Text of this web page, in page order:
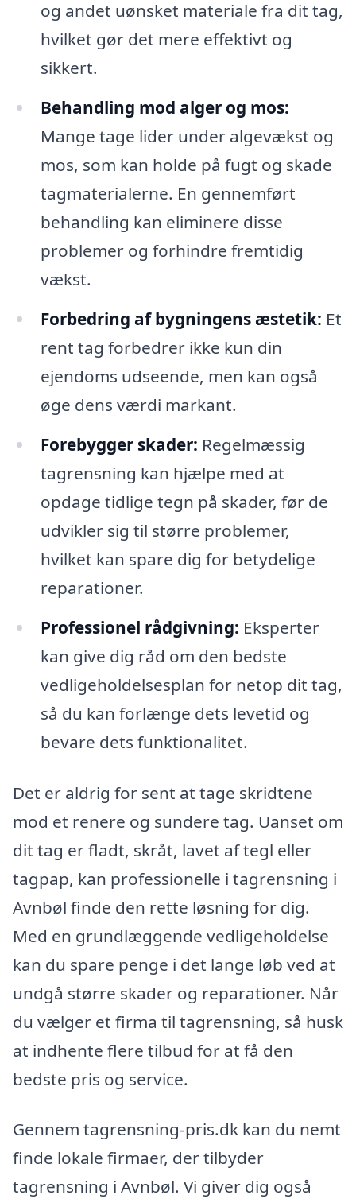
og andet uønsket materiale fra dit tag,
hvilket gør det mere effektivt og
sikkert.
Behandling mod alger og mos:
Mange tage lider under algevækst og
mos, som kan holde på fugt og skade
tagmaterialerne. En gennemført
behandling kan eliminere disse
problemer og forhindre fremtidig
vækst.
Forbedring af bygningens æstetik: Et
rent tag forbedrer ikke kun din
ejendoms udseende, men kan også
øge dens værdi markant.
Forebygger skader: Regelmæssig
tagrensning kan hjælpe med at
opdage tidlige tegn på skader, før de
udvikler sig til større problemer,
hvilket kan spare dig for betydelige
reparationer.
Professionel rådgivning: Eksperter
kan give dig råd om den bedste
vedligeholdelsesplan for netop dit tag,
så du kan forlænge dets levetid og
bevare dets funktionalitet.
Det er aldrig for sent at tage skridtene
mod et renere og sundere tag. Uanset om
dit tag er fladt, skråt, lavet af tegl eller
tagpap, kan professionelle i tagrensning i
Avnbøl finde den rette løsning for dig.
Med en grundlæggende vedligeholdelse
kan du spare penge i det lange løb ved at
undgå større skader og reparationer. Når
du vælger et firma til tagrensning, så husk
at indhente flere tilbud for at få den
bedste pris og service.
Gennem tagrensning-pris.dk kan du nemt
finde lokale firmaer, der tilbyder
tagrensning i Avnbøl. Vi giver dig også